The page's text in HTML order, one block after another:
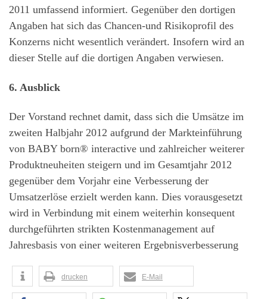
2011 umfassend informiert. Gegenüber den dortigen
Angaben hat sich das Chancen-und Risikoprofil des
Konzerns nicht wesentlich verändert. Insofern wird an
dieser Stelle auf die dortigen Angaben verwiesen.
6. Ausblick
Der Vorstand rechnet damit, dass sich die Umsätze im
zweiten Halbjahr 2012 aufgrund der Markteinführung
von BABY born® interactive und zahlreicher weiterer
Produktneuheiten steigern und im Gesamtjahr 2012
gegenüber dem Vorjahr eine Verbesserung der
Umsatzerlöse erzielt werden kann. Dies vorausgesetzt
wird in Verbindung mit einem weiterhin konsequent
durchgeführten strikten Kostenmanagement auf
Jahresbasis von einer weiteren Ergebnisverbesserung
drucken E-Mail